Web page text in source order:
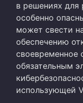
в решениях для
особенно
может свести
обеспечению
своевременное
обязательным
использующей